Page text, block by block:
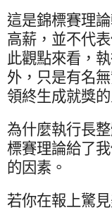
這是錦標賽理
高薪，並不代
此觀點來看，
外，只是有名
領終生成就獎的
為什麼執行長
標賽理論給了
的因素。
若你在報上驚